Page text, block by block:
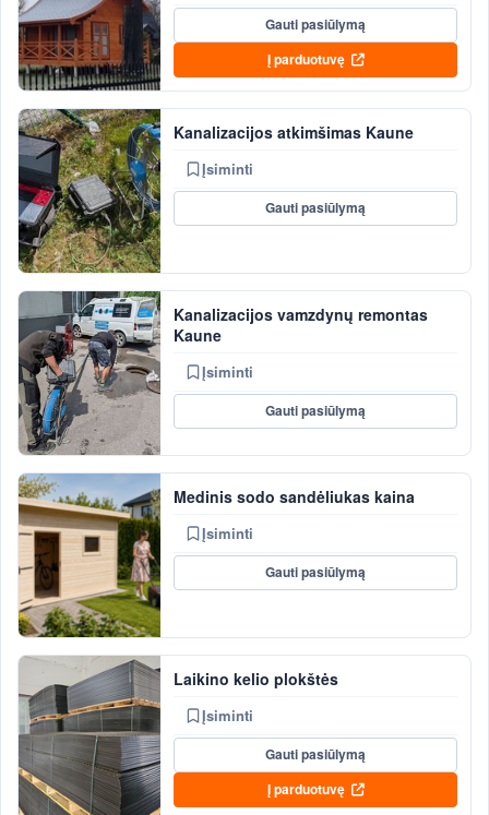
Gauti pasiūlymą
Į parduotuvę
Kanalizacijos atkimšimas Kaune
Įsiminti
Gauti pasiūlymą
Kanalizacijos vamzdynų remontas
Kaune
Įsiminti
Gauti pasiūlymą
Medinis sodo sandėliukas kaina
Įsiminti
Gauti pasiūlymą
Laikino kelio plokštės
Įsiminti
Gauti pasiūlymą
Į parduotuvę